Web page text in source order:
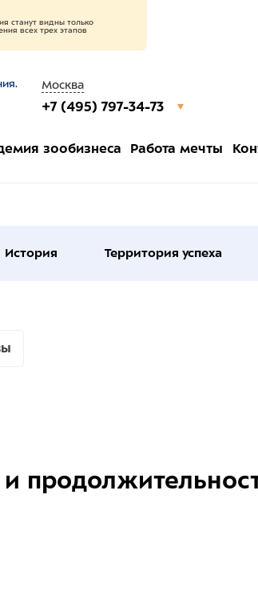
станут видны только
всех трех этапов
Москва
+7 (495) 797-34-73
зообизнеса Работа мечты
История Территория успеха
и